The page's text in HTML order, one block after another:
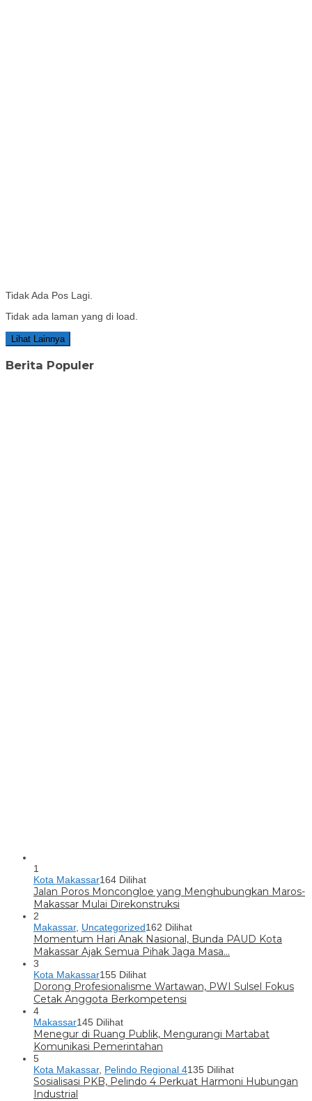
Tidak Ada Pos Lagi.
Tidak ada laman yang di load.
Lihat Lainnya
Berita Populer
1
Kota Makassar164 Dilihat
Jalan Poros Moncongloe yang Menghubungkan Maros-
Makassar Mulai Direkonstruksi
2
Makassar, Uncategorized162 Dilihat
Momentum Hari Anak Nasional, Bunda PAUD Kota
Makassar Ajak Semua Pihak Jaga Masa…
3
Kota Makassar155 Dilihat
Dorong Profesionalisme Wartawan, PWI Sulsel Fokus
Cetak Anggota Berkompetensi
4
Makassar145 Dilihat
Menegur di Ruang Publik, Mengurangi Martabat
Komunikasi Pemerintahan
5
Kota Makassar, Pelindo Regional 4135 Dilihat
Sosialisasi PKB, Pelindo 4 Perkuat Harmoni Hubungan
Industrial